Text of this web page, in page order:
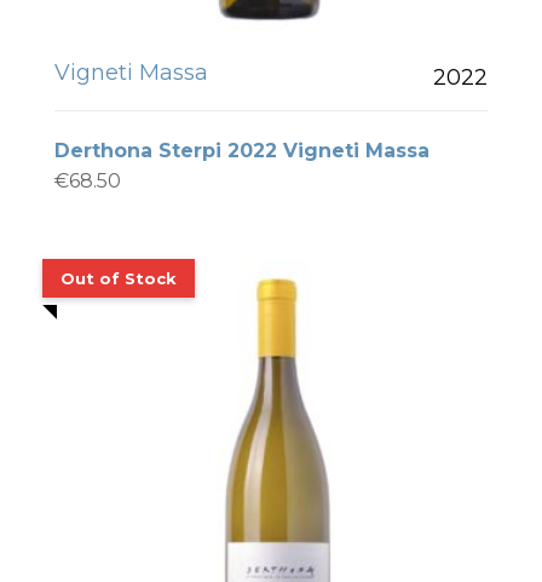
Vigneti Massa 2022
Derthona Sterpi 2022 Vigneti Massa
€68.50